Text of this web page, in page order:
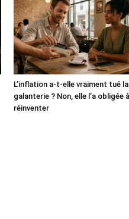
L’inflation a-t-elle vraiment tué la
galanterie ? Non, elle l’a obligée
réinventer